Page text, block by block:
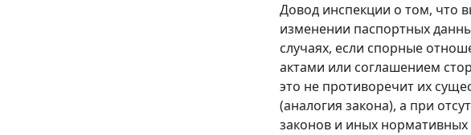
Довод инспекции о том, что
изменении паспортных
случаях, если спорные
актами или соглашением
это не противоречит их
(аналогия закона), а при
законов и иных нормативных